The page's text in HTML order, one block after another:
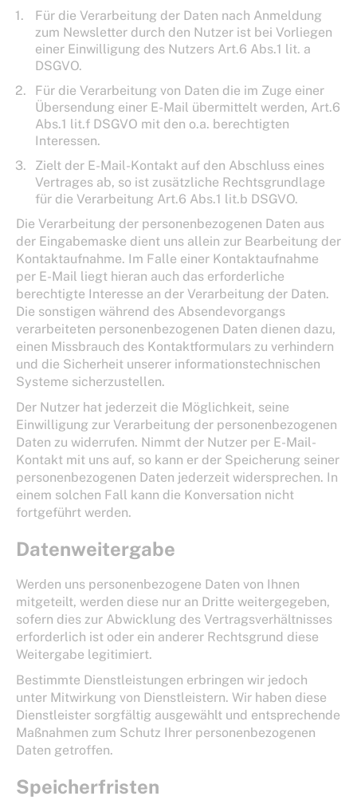
Für die Verarbeitung der Daten nach Anmeldung
zum Newsletter durch den Nutzer ist bei Vorliegen
einer Einwilligung des Nutzers Art.6 Abs.1 lit. a
DSGVO.
Für die Verarbeitung von Daten die im Zuge einer
Übersendung einer E-Mail übermittelt werden, Art.6
Abs.1 lit.f DSGVO mit den o.a. berechtigten
Interessen.
Zielt der E-Mail-Kontakt auf den Abschluss eines
Vertrages ab, so ist zusätzliche Rechtsgrundlage
für die Verarbeitung Art.6 Abs.1 lit.b DSGVO.
Die Verarbeitung der personenbezogenen Daten aus
der Eingabemaske dient uns allein zur Bearbeitung der
Kontaktaufnahme. Im Falle einer Kontaktaufnahme
per E-Mail liegt hieran auch das erforderliche
berechtigte Interesse an der Verarbeitung der Daten.
Die sonstigen während des Absendevorgangs
verarbeiteten personenbezogenen Daten dienen dazu,
einen Missbrauch des Kontaktformulars zu verhindern
und die Sicherheit unserer informationstechnischen
Systeme sicherzustellen.
Der Nutzer hat jederzeit die Möglichkeit, seine
Einwilligung zur Verarbeitung der personenbezogenen
Daten zu widerrufen. Nimmt der Nutzer per E-Mail-
Kontakt mit uns auf, so kann er der Speicherung seiner
personenbezogenen Daten jederzeit widersprechen. In
einem solchen Fall kann die Konversation nicht
fortgeführt werden.
Datenweitergabe
Werden uns personenbezogene Daten von Ihnen
mitgeteilt, werden diese nur an Dritte weitergegeben,
sofern dies zur Abwicklung des Vertragsverhältnisses
erforderlich ist oder ein anderer Rechtsgrund diese
Weitergabe legitimiert.
Bestimmte Dienstleistungen erbringen wir jedoch
unter Mitwirkung von Dienstleistern. Wir haben diese
Dienstleister sorgfältig ausgewählt und entsprechende
Maßnahmen zum Schutz Ihrer personenbezogenen
Daten getroffen.
Speicherfristen